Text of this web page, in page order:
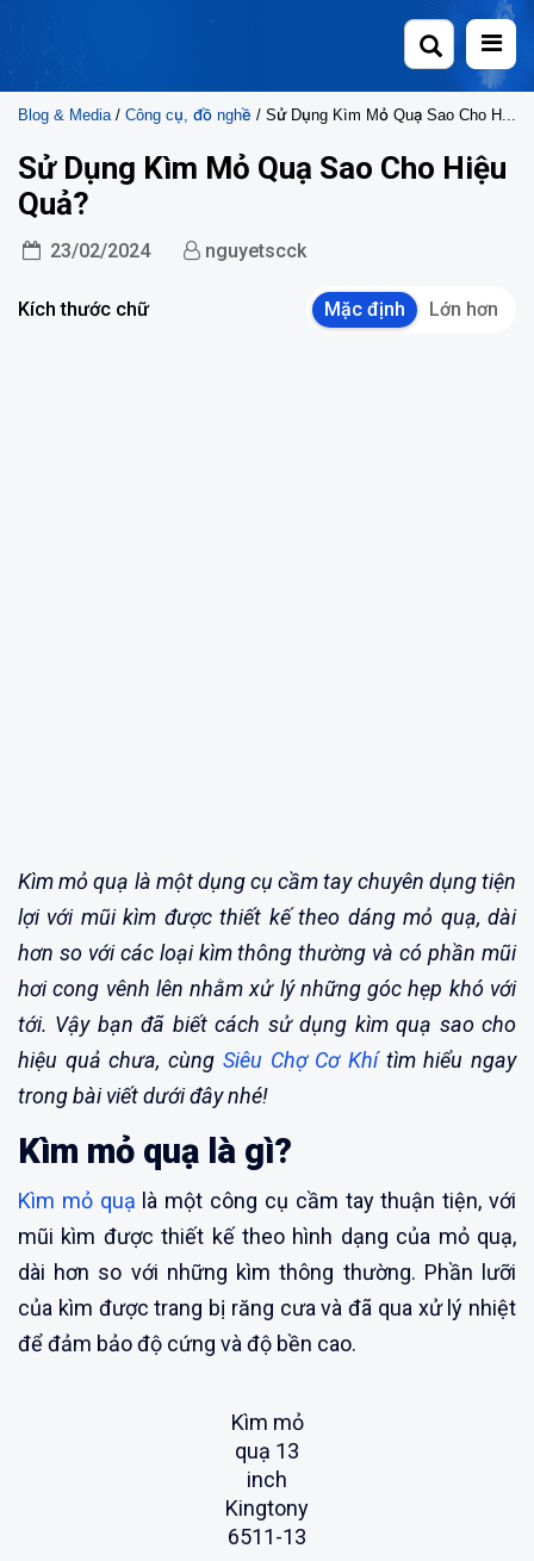
Blog & Media / Công cụ, đồ nghề / Sử Dụng Kìm Mỏ Quạ Sao Cho Hiệu Quả?
Sử Dụng Kìm Mỏ Quạ Sao Cho Hiệu
Quả?
23/02/2024 nguyetscck
Kích thước chữ Mặc định Lớn hơn
Kìm mỏ quạ là một dụng cụ cầm tay chuyên dụng tiện
lợi với mũi kìm được thiết kế theo dáng mỏ quạ, dài
hơn so với các loại kìm thông thường và có phần mũi
hơi cong vênh lên nhằm xử lý những góc hẹp khó với
tới. Vậy bạn đã biết cách sử dụng kìm quạ sao cho
hiệu quả chưa, cùng Siêu Chợ Cơ Khítìm hiểu ngay
trong bài viết dưới đây nhé!
Kìm mỏ quạ là gì?
Kìm mỏ quạ là một công cụ cầm tay thuận tiện, với
mũi kìm được thiết kế theo hình dạng của mỏ quạ,
dài hơn so với những kìm thông thường. Phần lưỡi
của kìm được trang bị răng cưa và đã qua xử lý nhiệt
để đảm bảo độ cứng và độ bền cao.
Kìm mỏ
quạ 13
inch
Kingtony
6511-13